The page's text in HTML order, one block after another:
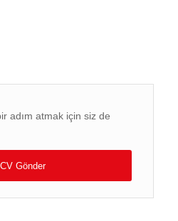
adım atmak için siz de
CV Gönder